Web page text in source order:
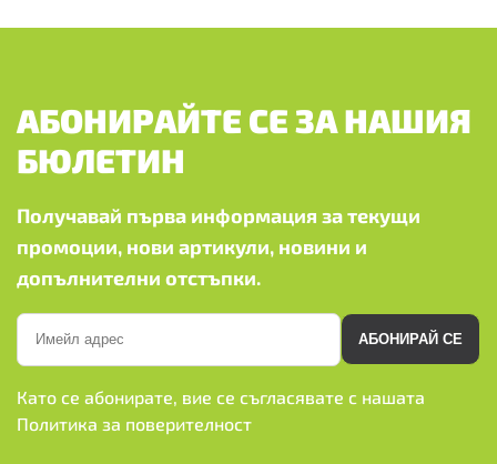
АБОНИРАЙТЕ СЕ ЗА НАШИЯ
БЮЛЕТИН
Получавай първа информация за текущи
промоции, нови артикули, новини и
допълнителни отстъпки.
АБОНИРАЙ СЕ
Като се абонирате, вие се съгласявате с нашата
Политика за поверителност